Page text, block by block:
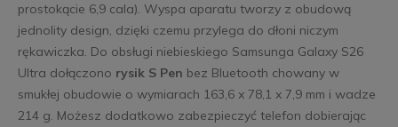
prostokącie 6,9 cala). Wyspa aparatu tworzy z obudową
jednolity design, dzięki czemu przylega do dłoni niczym
rękawiczka. Do obsługi niebieskiego Samsunga Galaxy S26
Ultra dołączono rysik S Pen bez Bluetooth chowany w
smukłej obudowie o wymiarach 163,6 x 78,1 x 7,9 mm i wadze
214 g. Możesz dodatkowo zabezpieczyć telefon dobierając